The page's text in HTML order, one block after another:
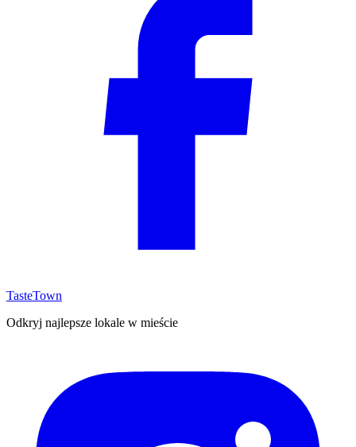
TasteTown
Odkryj najlepsze lokale w mieście